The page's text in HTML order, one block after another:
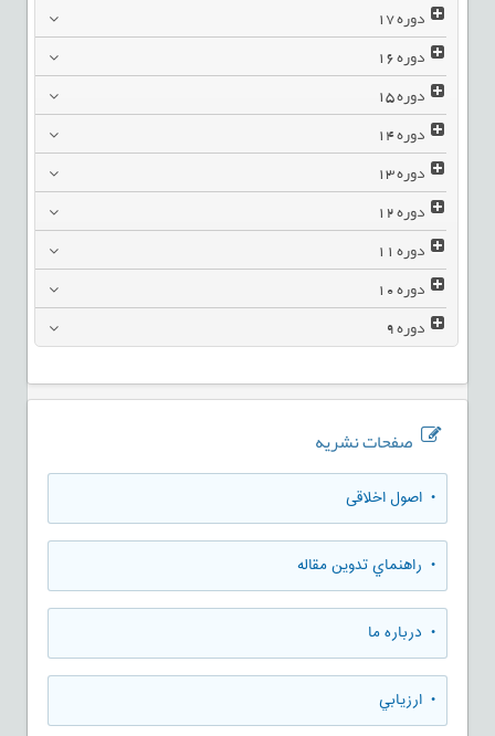
دوره17
دوره16
دوره15
دوره14
دوره13
دوره12
دوره11
دوره10
دوره9
صفحات نشریه
• اصول اخلاقی
• راهنماي تدوين مقاله
• درباره ما
• ارزيابي